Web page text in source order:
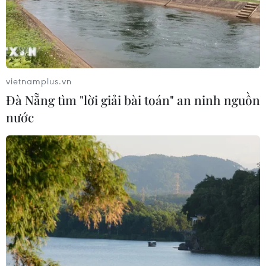
Hội đồng Bảo an đánh giá về mối đe
dọa của IS đối với hòa bình, an ninh
quốc tế
05/08/2026 23:15
Mỹ hoàn trả khoảng 100 tỷ USD thuế
quan sau phán quyết của Tòa án Tối
cao
05/08/2026 22:58
Tổng Bí thư, Chủ tịch nước tiếp Tư
lệnh Bộ Chỉ huy Thái Bình Dương
Hoa Kỳ
05/08/2026 12:29
vietnamplus.vn
Đà Nẵng tìm "lời giải bài toán" an ninh nguồn
nước